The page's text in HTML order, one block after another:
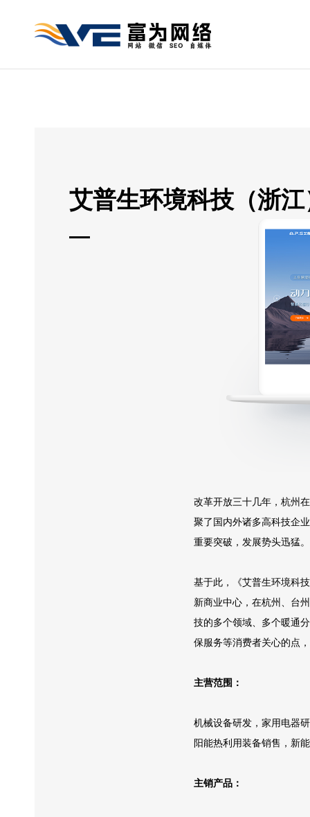
艾普生环境科技（浙
改革开放三十几年，杭州
聚了国内外诸多高科技企
重要突破，发展势头迅猛
基于此，《艾普生环境科
新商业中心，在杭州、台
技的多个领域、多个暖通
保服务等消费者关心的点
主营范围：
机械设备研发，家用电器
阳能热利用装备销售，新
主销产品：